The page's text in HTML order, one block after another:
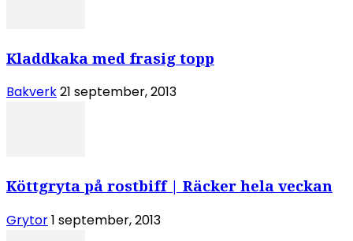
Kladdkaka med frasig topp
Bakverk21 september, 2013
Köttgryta på rostbiff | Räcker hela veckan
Grytor1 september, 2013